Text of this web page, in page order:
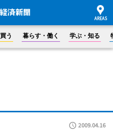
買う 暮らす・働く 学ぶ・知る
2009.04.16